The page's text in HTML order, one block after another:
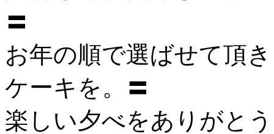
〓
お年の順で選ばせて頂
ケーキを。〓
楽しい夕べをありがと